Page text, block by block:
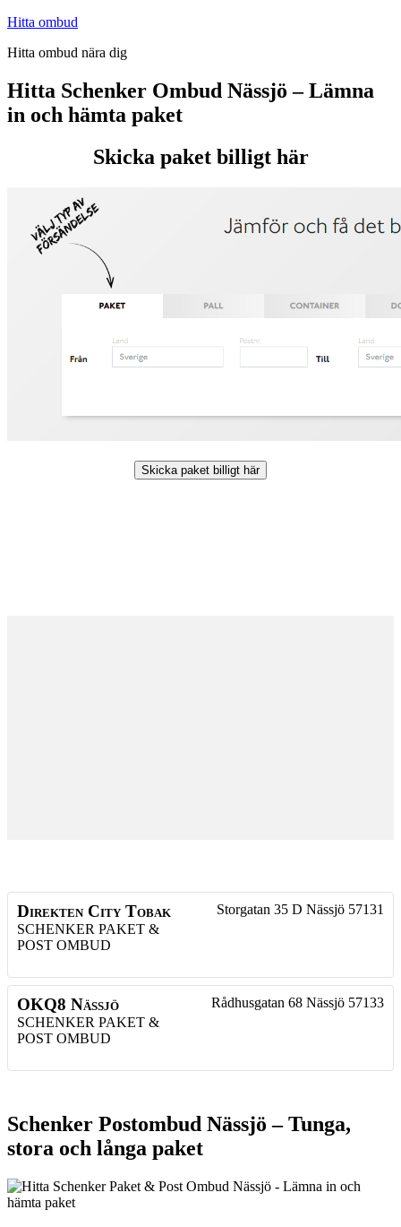
Hoppa
innehåll
Hitta ombud
Hitta ombud nära dig
Hitta Schenker Ombud Nässjö – Lämna
in och hämta paket
Skicka paket billigt här
Skicka paket billigt här
Direkten City Tobak
SCHENKER PAKET &
POST OMBUD
Storgatan 35 D Nässjö 57131
OKQ8 Nässjö
SCHENKER PAKET &
POST OMBUD
Rådhusgatan 68 Nässjö 57133
Schenker Postombud Nässjö – Tunga,
stora och långa paket